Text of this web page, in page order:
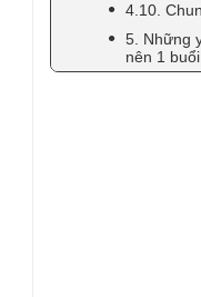
4.10.
5. Những
nên 1